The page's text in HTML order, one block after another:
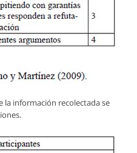
la información recolectada se